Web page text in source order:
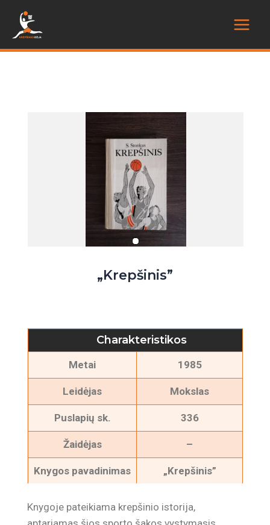
„Krepšinis”
Charakteristikos
Metai 1985
Leidėjas Mokslas
Puslapių sk. 336
Žaidėjas –
Knygos pavadinimas „Krepšinis”
Autorius
Stonkus
Knygoje pateikiama krepšinio istorija,